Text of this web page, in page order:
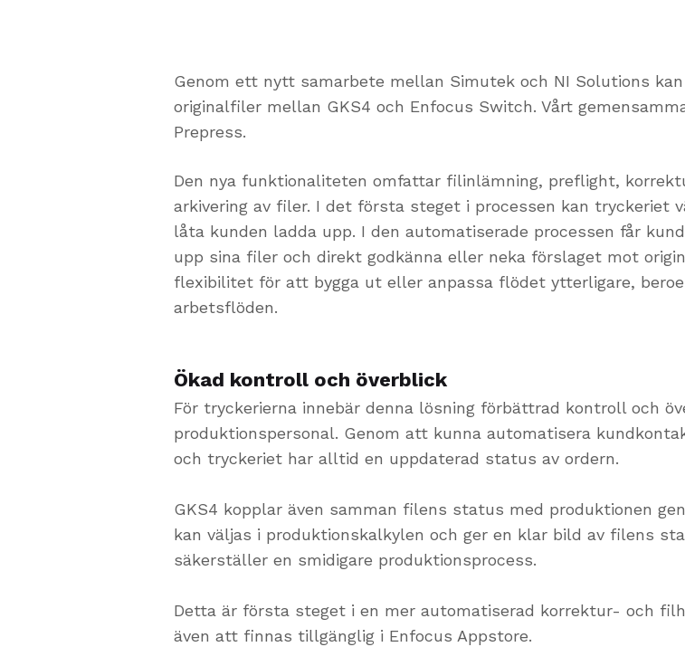
Genom ett nytt samarbete mellan Simutek och NI Solutions
originalfiler mellan GKS4 och Enfocus Switch. Vårt
Prepress.
Den nya funktionaliteten omfattar filinlämning, preflight,
arkivering av filer. I det första steget i processen kan tryckeriet
låta kunden ladda upp. I den automatiserade processen får
upp sina filer och direkt godkänna eller neka förslaget mot
flexibilitet för att bygga ut eller anpassa flödet ytterligare,
arbetsflöden.
Ökad kontroll och överblick
För tryckerierna innebär denna lösning förbättrad kontroll och
produktionspersonal. Genom att kunna automatisera
och tryckeriet har alltid en uppdaterad status av ordern.
GKS4 kopplar även samman filens status med produktionen
kan väljas i produktionskalkylen och ger en klar bild av filens
säkerställer en smidigare produktionsprocess.
Detta är första steget i en mer automatiserad korrektur- och
även att finnas tillgänglig i Enfocus Appstore.